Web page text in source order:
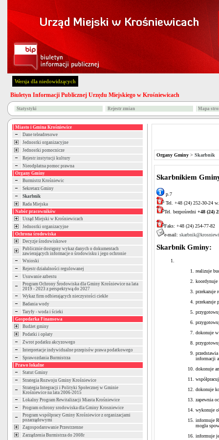
Wersja dla niedowidzących
Biuletyn Informacji Publicznej Urzędu Miejskiego w Krośniewicach
Statystyki Rejestr zmian Mapa
Miasto i Gmina Krośniewice
Dane teleadresowe
Jednostki organizacyjne
Jednostki pomocnicze
Rejestr instytucji kultury
Nieodpłatna pomoc prawna
Organy Gminy
Burmistrz Krośniewic
Sekretarz Gminy
Skarbnik
Rada Miejska
Nabór pracowników
Urząd Miejski w Krośniewicach
Jednostki organizacyjne
Ochrona środowiska
Decyzje środowiskowe
Publicznie dostępny wykaz danych o dokumentach
zawierających informacje o środowisku i jego ochronie
Wnioski
Rejestr działalności regulowanej
Usuwanie azbestu
Program Ochrony Środowiska dla Gminy Krośniewice na lata
2019 - 2023 z perspektywą do 2027
Wykaz firm odbierających nieczystości ciekłe
Badania wody
Taryfy - woda i ścieki
Gospodarka Finansowa
Budżet gminy
Podatki i opłaty
Zwrot podatku akcyzowego
Interpretacje indywidualne przepisów prawa podatkowego
Sprawozdania Burmistrza
Prawo lokalne
Statut Gminy
Strategia Rozwoju Gminy Krośniewice
Strategia Integracji i Polityki Społecznej w Gminie
Krośniewice na lata 2006-2015
Lokalny Program Rewitalizacji Miasta Krośniewice
Program ochrony srodowiska dla Gminy Krosniewice
Program współpracy Gminy Krośniewice z organizacjami
pozarządowymi
Zagospodarowanie Przestrzenne
Zarządzenia Burmistrza do 2008r
Organy Gminy > Skarbnik
Skarbnikiem
p.7
Tel. +48 (24) 252-30-24
Tel. bezpośredni +48 (24)
Faks: +48 (24) 254-77-82
e-mail:
Skarbnik Gminy:
realizuje
koordynuje
przekazuje
przekazuje
dokonuje
informacji
dokonuje
dokonuje
zapewnia
wykonuje
informuje
mogła
informuje